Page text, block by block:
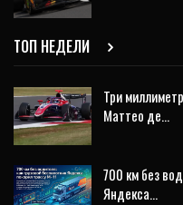
ТОП НЕДЕЛИ
Три
Маттео де…
700 км без
Яндекса…